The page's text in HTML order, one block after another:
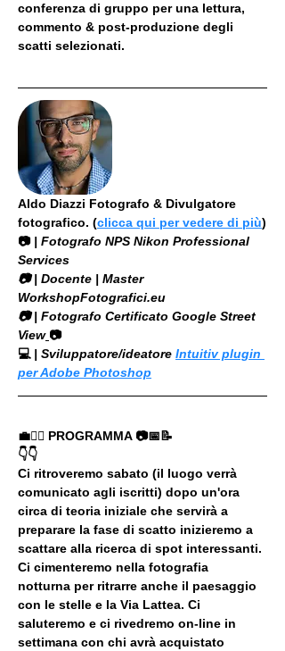
conferenza di gruppo per una lettura,
commento & post-produzione degli
scatti selezionati.
Aldo Diazzi Fotografo & Divulgatore
fotografico. (clicca qui per vedere di più)
📷 | Fotografo NPS Nikon Professional
Services
​📷 | Docente | Master
WorkshopFotografici.eu
📷 | Fotografo Certificato Google Street
View 📷
💻 | Sviluppatore/ideatore Intuitiv plugin
per Adobe Photoshop
💼🚶‍♂️ PROGRAMMA 📷📅📝
👇👇
Ci ritroveremo sabato (il luogo verrà
comunicato agli iscritti) dopo un'ora
circa di teoria iniziale che servirà a
preparare la fase di scatto inizieremo a
scattare alla ricerca di spot interessanti.
Ci cimenteremo nella fotografia
notturna per ritrarre anche il paesaggio
con le stelle e la Via Lattea. Ci
saluteremo e ci rivedremo on-line in
settimana con chi avrà acquistato